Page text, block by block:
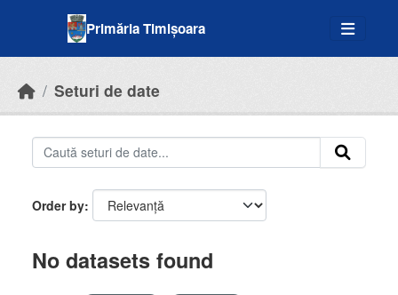
Primăria Timișoara
Seturi de date
Order by
No datasets found